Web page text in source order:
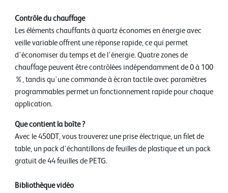
Contrôle du chauffage
Les éléments chauffants à quartz économes en énergie avec
veille variable offrent une réponse rapide, ce qui permet
d'économiser du temps et de l'énergie. Quatre zones de
chauffage peuvent être contrôlées indépendamment de 0 à 100
%, tandis qu'une commande à écran tactile avec paramètres
programmables permet un fonctionnement rapide pour chaque
application.
Que contient la boîte ?
Avec le 450DT, vous trouverez une prise électrique, un filet de
table, un pack d'échantillons de feuilles de plastique et un pack
gratuit de 44 feuilles de PETG.
Bibliothèque vidéo